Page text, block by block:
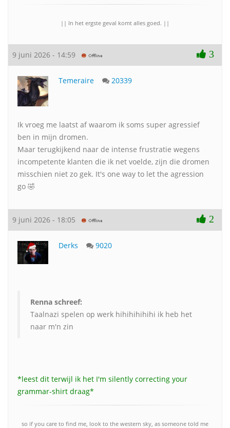
|| In het ergste geval komt alles goed. ||
9 juni 2026 - 14:59 3
Temeraire 20339
Ik vroeg me laatst af waarom ik soms super agressief
ben in mijn dromen.
Maar terugkijkend naar de intense frustratie wegens
incompetente klanten die ik net voelde, zijn die dromen
misschien niet zo gek. It's one way to let the agression
go 🤣
9 juni 2026 - 18:05 2
Derks 9020
Renna schreef:
Taalnazi spelen op werk hihihihihihi ik heb het
naar m'n zin
*leest dit terwijl ik het I'm silently correcting your
grammar-shirt draag*
so if you care to find me, look to the western sky, as someone told me